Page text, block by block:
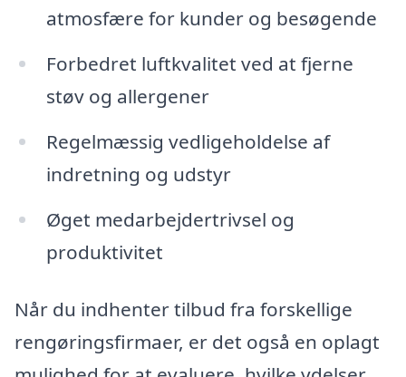
atmosfære for kunder og besøgende
Forbedret luftkvalitet ved at fjerne
støv og allergener
Regelmæssig vedligeholdelse af
indretning og udstyr
Øget medarbejdertrivsel og
produktivitet
Når du indhenter tilbud fra forskellige
rengøringsfirmaer, er det også en oplagt